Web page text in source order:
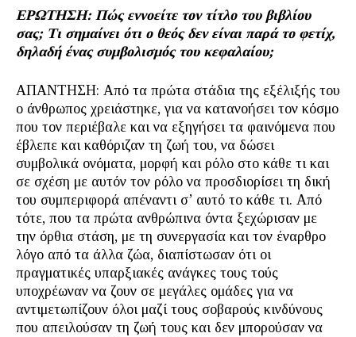
ΕΡΩΤΗΣΗ: Πώς εννοείτε τον τίτλο του βιβλίου
σας; Τι σημαίνει ότι ο θεός δεν είναι παρά το φετίχ,
δηλαδή ένας συμβολισμός του κεφαλαίου;
ΑΠΑΝΤΗΣΗ: Από τα πρώτα στάδια της εξέλιξής του
ο άνθρωπος χρειάστηκε, για να κατανοήσει τον κόσμο
που τον περιέβαλε και να εξηγήσει τα φαινόμενα που
έβλεπε και καθόριζαν τη ζωή του, να δώσει
συμβολικά ονόματα, μορφή και ρόλο στο κάθε τι και
σε σχέση με αυτόν τον ρόλο να προσδιορίσει τη δική
του συμπεριφορά απέναντι σ’ αυτό το κάθε τι. Από
τότε, που τα πρώτα ανθρώπινα όντα ξεχώρισαν με
την όρθια στάση, με τη συνεργασία και τον έναρθρο
λόγο από τα άλλα ζώα, διαπίστωσαν ότι οι
πραγματικές υπαρξιακές ανάγκες τους τούς
υποχρέωναν να ζουν σε μεγάλες ομάδες για να
αντιμετωπίζουν όλοι μαζί τους σοβαρούς κινδύνους
που απειλούσαν τη ζωή τους και δεν μπορούσαν να